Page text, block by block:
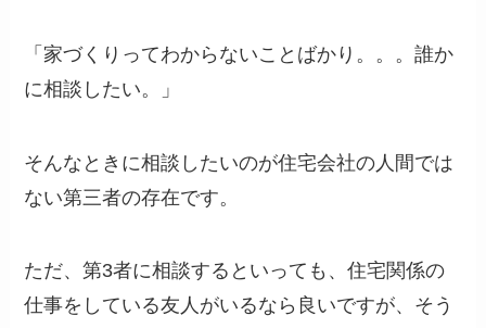
「家づくりってわからないことばかり。。。誰か
に相談したい。」
そんなときに相談したいのが住宅会社の人間では
ない第三者の存在です。
ただ、第3者に相談するといっても、住宅関係の
仕事をしている友人がいるなら良いですが、そう